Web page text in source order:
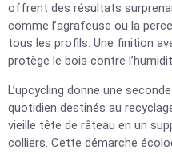
offrent des résultats
comme l’agrafeuse ou la
tous les profils. Une finition
protège le bois contre
L’upcycling donne une
quotidien destinés au
vieille tête de râteau en un
colliers. Cette démarche